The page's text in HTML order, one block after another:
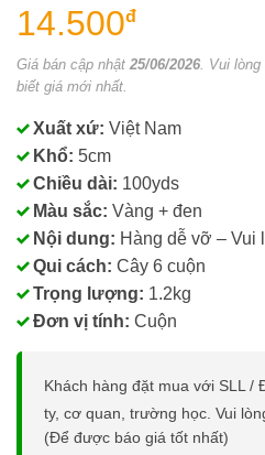
14.500đ
Giá bán cập nhật 25/06/2026 . Vui
biết giá mới nhất.
Xuất xứ: Việt Nam
Khổ: 5cm
Chiều dài: 100yds
Màu sắc: Vàng + đen
Nội dung: Hàng dễ vỡ – Vui
Qui cách: Cây 6 cuộn
Trọng lượng: 1.2kg
Đơn vị tính: Cuộn
Khách hàng đặt mua với SLL /
ty, cơ quan, trường học. Vui
(Để được báo giá tốt nhất)